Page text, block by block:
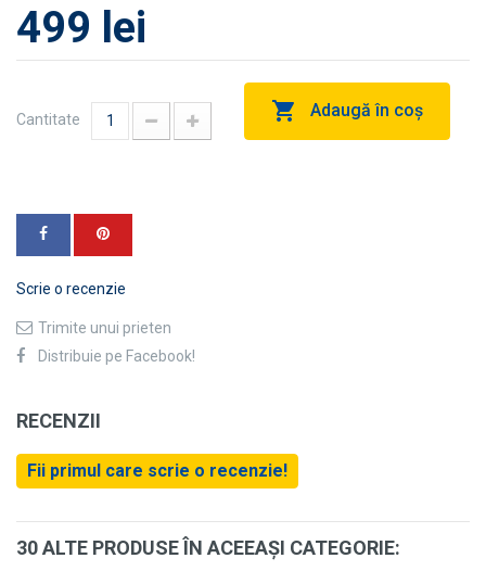
499 lei
Cantitate Adaugă în coş
Scrie o recenzie
Trimite unui prieten
Distribuie pe Facebook!
RECENZII
Fii primul care scrie o recenzie!
30 ALTE PRODUSE ÎN ACEEAȘI CATEGORIE: